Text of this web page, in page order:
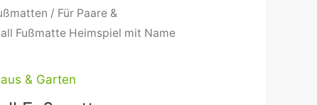
/ Für Paare &
Fußmatte Heimspiel mit Name
& Garten
Preisspanne:
21,90 €
80,90 €